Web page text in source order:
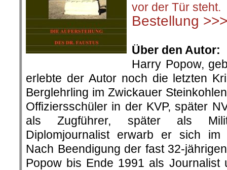
vor der Tür steht.
Bestellung >>>
Über den Autor:
Harry Popow,
erlebte der Autor noch die letzten
Berglehrling im Zwickauer
Offiziersschüler in der KVP, später
als Zugführer, später als
Diplomjournalist erwarb er sich im
Nach Beendigung der fast 32-
Popow bis Ende 1991 als Journalist